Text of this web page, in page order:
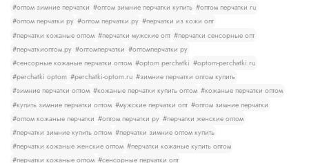
#оптом зимние перчатки #оптом зимние перчатки купить #оптом перчатки ru
#оптом перчатки ру #оптом перчатки.ру #перчатки из кожи опт
#перчатки кожаные оптом #перчатки мужские опт #перчатки сенсорные опт
#перчаткиоптом.ру #оптомперчатки #оптомперчатки ру
#сенсорные кожаные перчатки оптом #optom perchatki #optom-perchatki.ru
#perchatki optom #perchatki-optom.ru #зимние перчатки оптом купить
#зимние перчатки оптом #кожаные перчатки купить оптом #кожаные перчатки оптом
#купить зимние перчатки оптом #мужские перчатки опт #оптом зимние перчатки
#оптом кожаные перчатки #оптом перчатки ру #перчатки женские оптом
#перчатки зимние купить оптом #перчатки зимние оптом купить
#перчатки кожаные женские оптом #перчатки кожаные купить оптом
#перчатки кожаные оптом #сенсорные перчатки опт